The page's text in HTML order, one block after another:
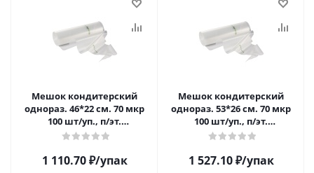
Мешок кондитерский
однораз. 46*22 см. 70 мкр
100 шт/уп., п/эт.
(70MROLLH46) /1/6/
1 110.70₽/упак
Мешок кондитерский
однораз. 53*26 см. 70 мкр
100 шт/уп., п/эт.
(70MROLLH53) /1/6/
1 527.10₽/упак